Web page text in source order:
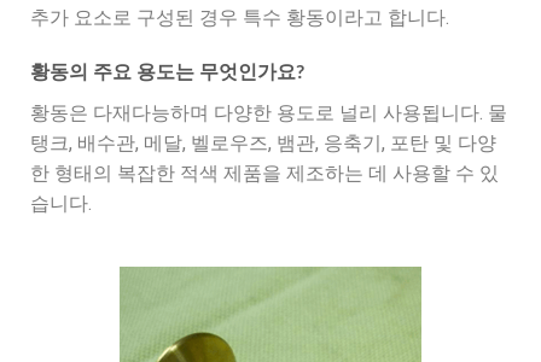
추가 요소로 구성된 경우 특수 황동이라고 합니다.
황동의 주요 용도는 무엇인가요?
황동은 다재다능하며 다양한 용도로 널리 사용됩니다. 물
탱크, 배수관, 메달, 벨로우즈, 뱀관, 응축기, 포탄 및 다양
한 형태의 복잡한 적색 제품을 제조하는 데 사용할 수 있
습니다.